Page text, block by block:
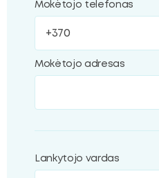
Mokėtojo telefonas
Mokėtojo adresas
Lankytojo vardas